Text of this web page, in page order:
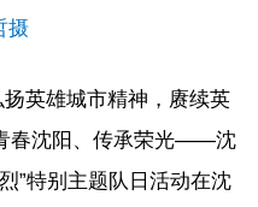
摄
英雄城市精神，赓续英
春沈阳、传承荣光——沈
”特别主题队日活动在沈